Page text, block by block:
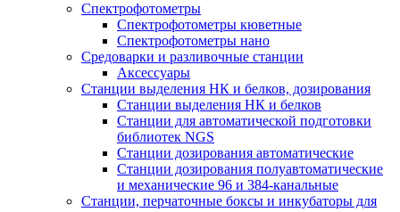
Спектрофотометры
Спектрофотометры кюветные
Спектрофотометры нано
Средоварки и разливочные станции
Аксессуары
Станции выделения НК и белков, дозирования
Станции выделения НК и белков
Станции для автоматической подготовки
библиотек NGS
Станции дозирования автоматические
Станции дозирования полуавтоматические
и механические 96 и 384-канальные
Станции, перчаточные боксы и инкубаторы для